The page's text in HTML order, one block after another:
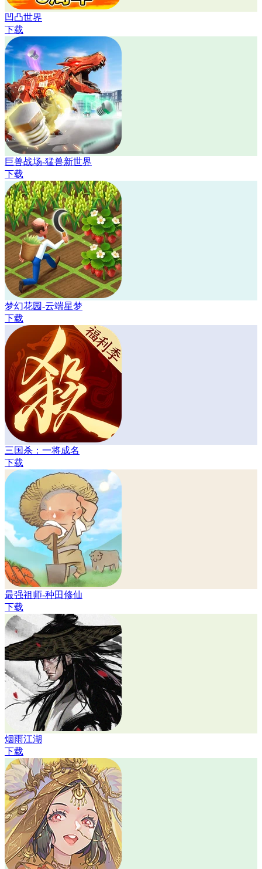
凹凸世界
下载
巨兽战场-猛兽新世界
下载
梦幻花园-云端星梦
下载
三国杀：一将成名
下载
最强祖师-种田修仙
下载
烟雨江湖
下载